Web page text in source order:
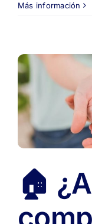
Más información
🏠